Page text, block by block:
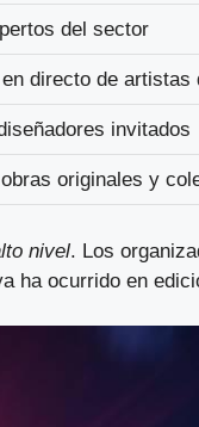
del sector
directo de artistas
invitados
originales y
nivel. Los
ha ocurrido en